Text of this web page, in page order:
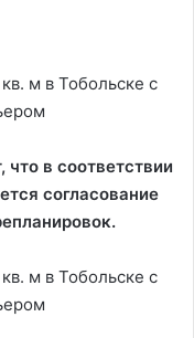
в соответствии
согласование